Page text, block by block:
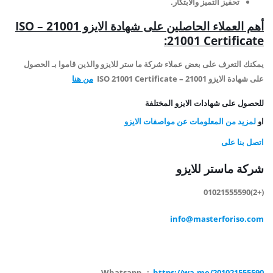
أهم العملاء الحاصلين على شهادة الايزو 21001 –
ISO
21001 Certificate
:
يمكنك التعرف على بعض عملاء شركة ما ستر للايزو والذين قاموا بـ الحصول
على شهادة الايزو 21001 – ISO 21001 Certificate
من هنا
للحصول على شهادات الايزو المختلفة
او لمزيد من المعلومات عن مواصفات الايزو
اتصل بنا على
شركة ماستر للايزو
(+2)01021555590
info@masterforiso.com